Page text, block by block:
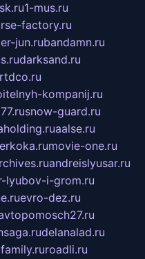
1-mus.ru
factory.ru
jun.rubandamn.ru
darksand.ru
rtdco.ru
kompanij.ru
snow-guard.ru
aalse.ru
movie-one.ru
andreislyusar.ru
lyubov-i-grom.ru
evro-dez.ru
delanalad.ru
roadli.ru